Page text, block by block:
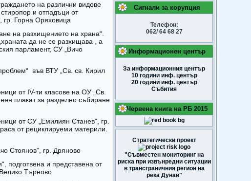
на различни видове
и отпадъци от
гр. Горна Оряховица
на разхищението на храна“.
да не се разхищава , а
парламент, СУ „Вичо
във ВТУ „Св. св. Кирил
от IV-ти класове на ОУ „Св.
плакат за разделно събиране
от СУ „Емилиян Станев”, гр.
от рециклируеми материли.
Стоянов”, гр. Дряново
подготвена и представена от
Търново
Сигнали за корупция
Телефон:
062/ 64 68 27
Информационен център
За информационния център
10 години инф. център
20 години инф. център
Събития
Червена книга на РБ 2015
Стратегически проект
"Съвместен мониторинг на
риска при извънредни ситуации
в трансграничния регион на
река Дунав"